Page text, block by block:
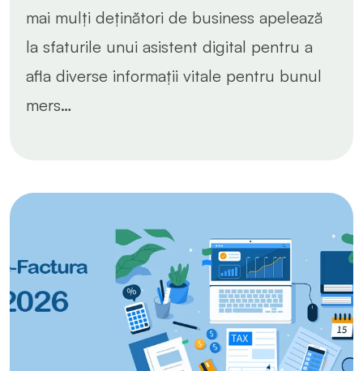
mai mulți deținători de business apelează
la sfaturile unui asistent digital pentru a
afla diverse informații vitale pentru bunul
mers…